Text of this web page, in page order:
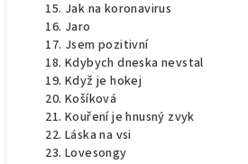
Jak na koronavirus
Jaro
Jsem pozitivní
Kdybych dneska nevstal
Když je hokej
Košíková
Kouření je hnusný zvyk
Láska na vsi
Lovesongy